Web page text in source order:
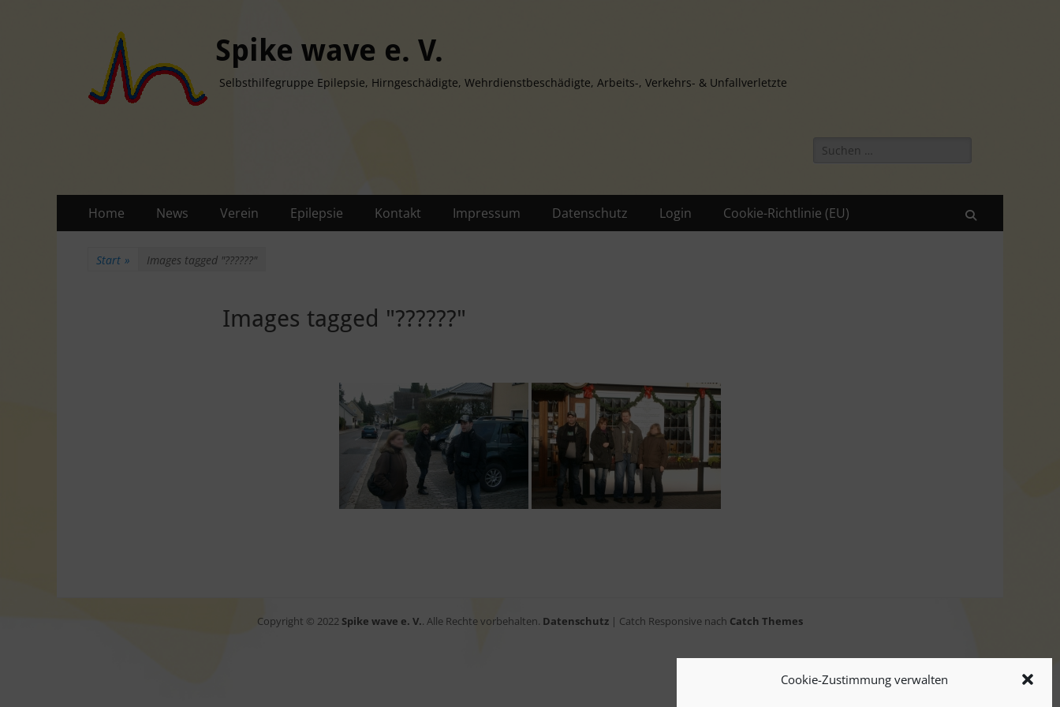
Cookie-Zustimmung verwalten
Spike wave e. V.
Selbsthilfegruppe Epilepsie, Hirngeschädigte, Wehrdienstbeschädigte, Arbeits-, Verkehrs- & Unfallverletzte
Suchen
Primäres
Menü
Inhalt
Home News Verein Epilepsie Kontakt Impressum Datenschutz Login Cookie-Richtlinie (EU)
Start » Images tagged "??????"
Images tagged "??????"
Copyright © 2022 Spike wave e. V.. Alle Rechte vorbehalten. Datenschutz | Catch Responsive nach Catch Themes